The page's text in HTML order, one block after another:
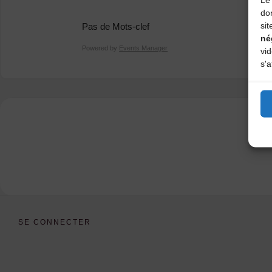
Pas de Mots-clef
Powered by Events Manager
SE CONNECTER